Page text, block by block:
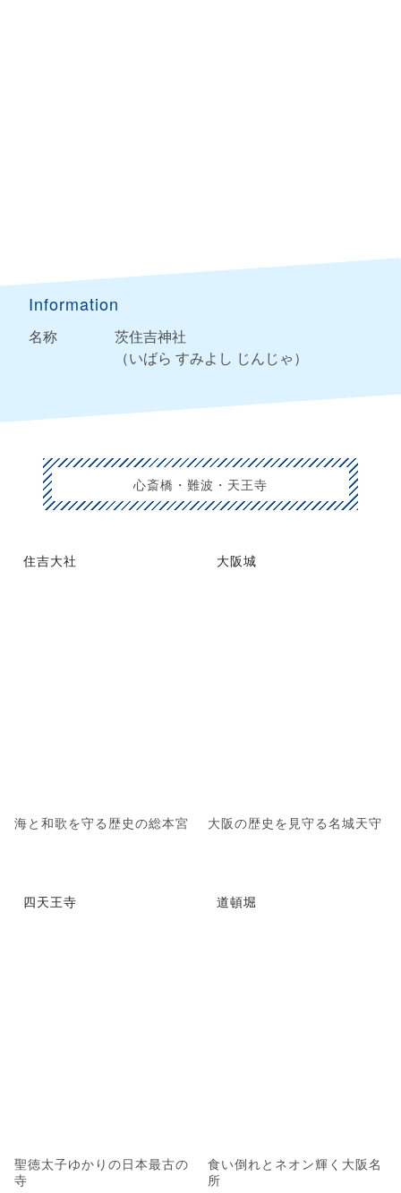
Information
名称
茨住吉神社
（いばら すみよし じんじゃ）
心斎橋・難波・天王寺
住吉大社
海と和歌を守る歴史の総本宮
大阪城
大阪の歴史を見守る名城天守
四天王寺
聖徳太子ゆかりの日本最古の
寺
道頓堀
食い倒れとネオン輝く大阪名
所